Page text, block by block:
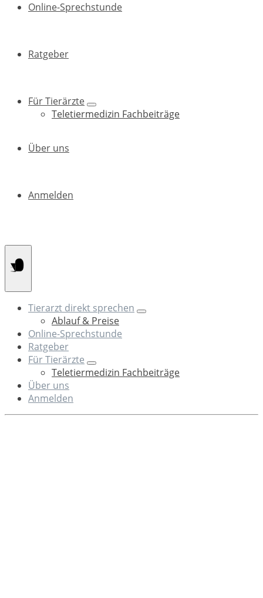
Online-Sprechstunde
Ratgeber
Für Tierärzte
Teletiermedizin Fachbeiträge
Über uns
Anmelden
Tierarzt direkt sprechen
Ablauf & Preise
Online-Sprechstunde
Ratgeber
Für Tierärzte
Teletiermedizin Fachbeiträge
Über uns
Anmelden